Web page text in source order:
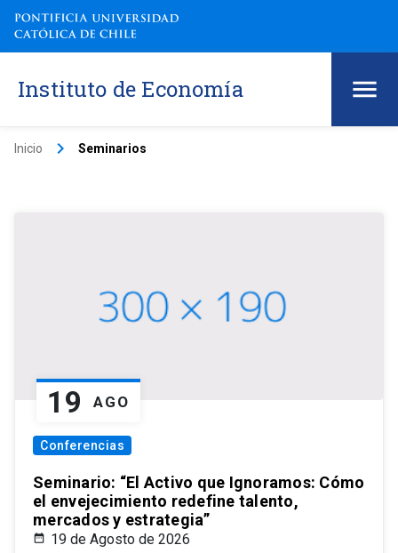
Instituto de Economía
Inicio keyboard_arrow_right Seminarios
19 AGO
Conferencias
Seminario: “El Activo que Ignoramos: Cómo
el envejecimiento redefine talento,
mercados y estrategia”
19 de Agosto de 2026